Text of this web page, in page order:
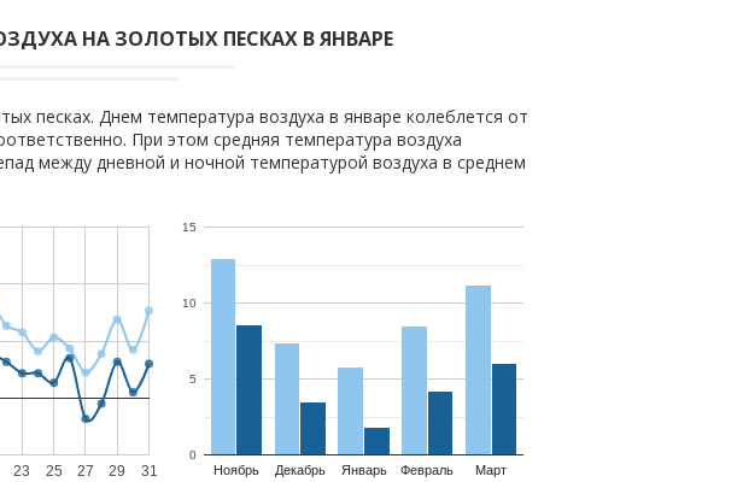
НА ЗОЛОТЫХ ПЕСКАХ В ЯНВАРЕ
песках. Днем температура воздуха в январе колеблется от
При этом средняя температура воздуха
между дневной и ночной температурой воздуха в среднем
23 25 27 29 31 Ноябрь Декабрь Январь Февраль Март
0
5
10
15